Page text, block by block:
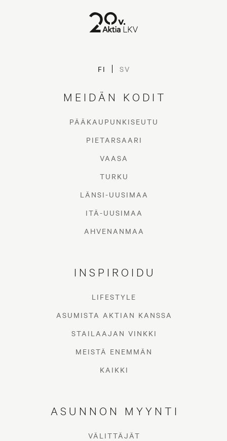
FI SV
MEIDÄN KODIT
PÄÄKAUPUNKISEUTU
PIETARSAARI
VAASA
TURKU
LÄNSI-UUSIMAA
ITÄ-UUSIMAA
AHVENANMAA
INSPIROIDU
LIFESTYLE
ASUMISTA AKTIAN KANSSA
STAILAAJAN VINKKI
MEISTÄ ENEMMÄN
KAIKKI
ASUNNON MYYNTI
VÄLITTÄJÄT